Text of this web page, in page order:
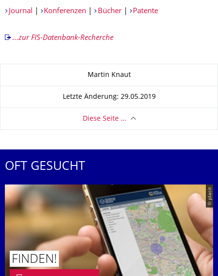
Journal Konferenzen Bücher| Patente
...zur FIS-Datenbank-Recherche
Martin Knaut
Letzte Änderung: 29.05.2019
Diese Seite …
OFT GESUCHT
© placit
FINDEN!